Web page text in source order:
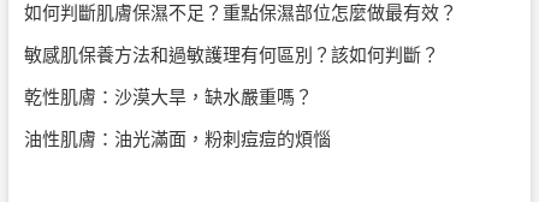
如何判斷肌膚保濕不足？重點保濕部位怎麼做最有效？
敏感肌保養方法和過敏護理有何區別？該如何判斷？
乾性肌膚：沙漠大旱，缺水嚴重嗎？
油性肌膚：油光滿面，粉刺痘痘的煩惱